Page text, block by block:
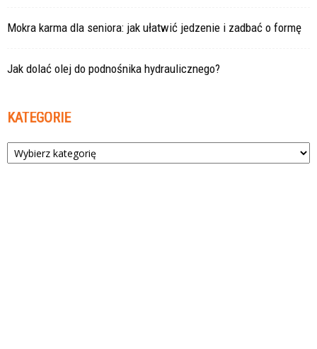
Mokra karma dla seniora: jak ułatwić jedzenie i zadbać o formę
Jak dolać olej do podnośnika hydraulicznego?
KATEGORIE
Kategorie